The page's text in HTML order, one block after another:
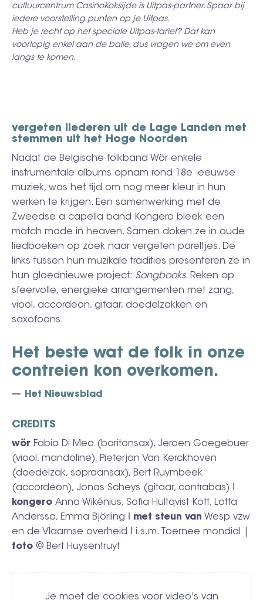
cultuurcentrum CasinoKoksijde is Uitpas-partner. Spaar bij
iedere voorstelling punten op je Uitpas.
Heb je recht op het speciale Uitpas-tarief? Dat kan
voorlopig enkel aan de balie, dus vragen we om even
langs te komen.
vergeten liederen uit de Lage Landen met
stemmen uit het Hoge Noorden
Nadat de Belgische folkband Wör enkele
instrumentale albums opnam rond 18e -eeuwse
muziek, was het tijd om nog meer kleur in hun
werken te krijgen. Een samenwerking met de
Zweedse a capella band Kongero bleek een
match made in heaven. Samen doken ze in oude
liedboeken op zoek naar vergeten pareltjes. De
links tussen hun muzikale tradities presenteren ze in
hun gloednieuwe project: Songbooks. Reken op
sfeervolle, energieke arrangementen met zang,
viool, accordeon, gitaar, doedelzakken en
saxofoons.
Het beste wat de folk in onze
contreien kon overkomen.
Het Nieuwsblad
CREDITS
wör Fabio Di Meo (baritonsax), Jeroen Goegebuer
(viool, mandoline), Pieterjan Van Kerckhoven
(doedelzak, sopraansax), Bert Ruymbeek
(accordeon), Jonas Scheys (gitaar, contrabas) ǀ
kongero Anna Wikénius, Sofia Hultqvist Kott, Lotta
Andersso, Emma Björling ǀ
met steun van Wesp vzw
en de Vlaamse overheid ǀ i.s.m. Toernee mondial |
foto © Bert Huysentruyt
Video
Je moet de cookies voor video's van